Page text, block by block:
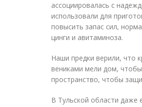
ассоциировалась с
использовали для
повысить запас сил,
цинги и авитаминоза.
Наши предки верили, что
вениками мели дом,
пространство, чтобы
В Тульской области даже